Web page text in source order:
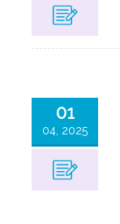
01
04, 2025